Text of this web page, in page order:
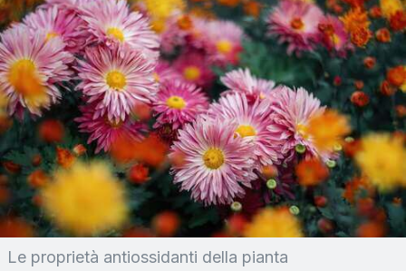
Le proprietà antiossidanti della pianta